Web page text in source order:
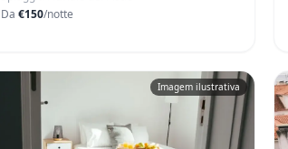
Da €150/notte
Imagem ilustrativa